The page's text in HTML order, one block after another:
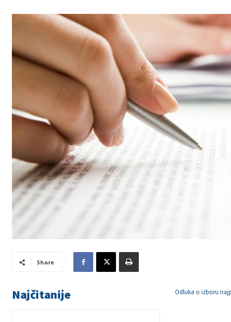
Share
Najčitanije Odluka o izboru